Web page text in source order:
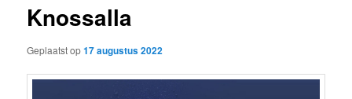
Knossalla
Geplaatst op17 augustus 2022